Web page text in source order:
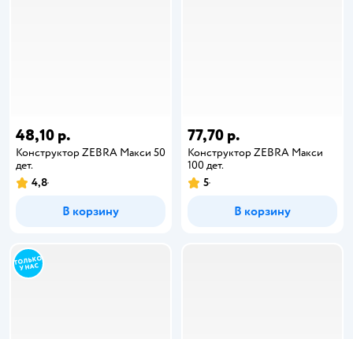
48,10 р.
Конструктор ZEBRA Макси 50
дет.
4,8
В корзину
77,70 р.
Конструктор ZEBRA Макси
100 дет.
5
В корзину